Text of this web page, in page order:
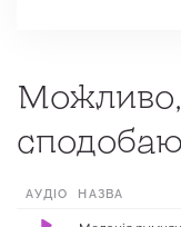
АУДІО НАЗВА